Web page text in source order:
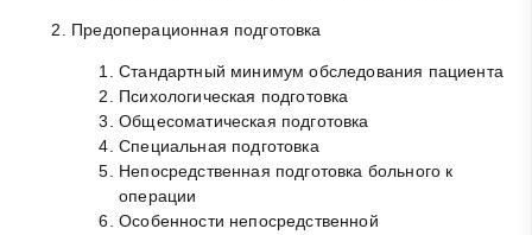
Предоперационная подготовка
Стандартный минимум обследования пациента
Психологическая подготовка
Общесоматическая подготовка
Специальная подготовка
Непосредственная подготовка больного к
операции
Особенности непосредственной